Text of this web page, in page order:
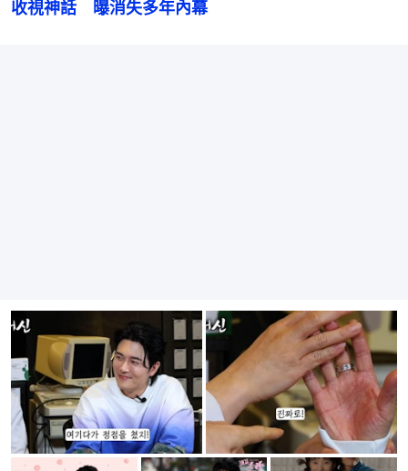
收視神話　曝消失多年內幕